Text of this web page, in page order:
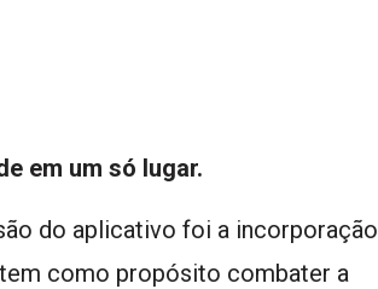
em um só lugar.
do aplicativo foi a incorporação
como propósito combater a